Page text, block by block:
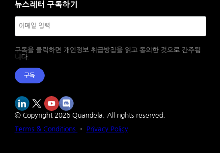
뉴스레터 구독하기
구독을 클릭하면 개인정보 취급방침을 읽고 동의한 것으로 간주됩
니다.
구독
© Copyright 2026Quandela. All rights reserved.
Terms & Conditions ・ Privacy Policy